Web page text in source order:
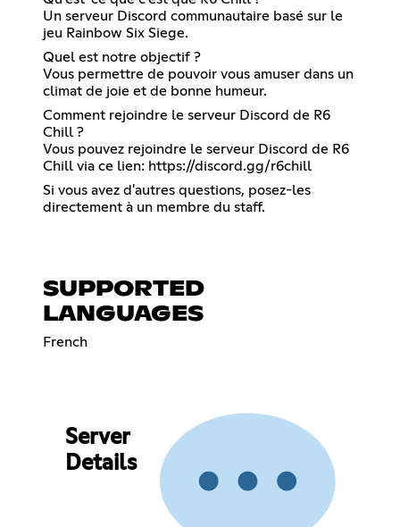
Un serveur Discord communautaire basé sur le
jeu Rainbow Six Siege.
Quel est notre objectif ?
Vous permettre de pouvoir vous amuser dans un
climat de joie et de bonne humeur.
Comment rejoindre le serveur Discord de R6
Chill ?
Vous pouvez rejoindre le serveur Discord de R6
Chill via ce lien: https://discord.gg/r6chill
Si vous avez d'autres questions, posez-les
directement à un membre du staff.
SUPPORTED
LANGUAGES
French
Server
Details